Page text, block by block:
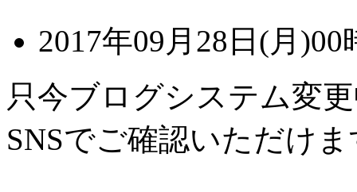
2017年09月28日(月)00
只今ブログシステム変
SNSでご確認いただけ